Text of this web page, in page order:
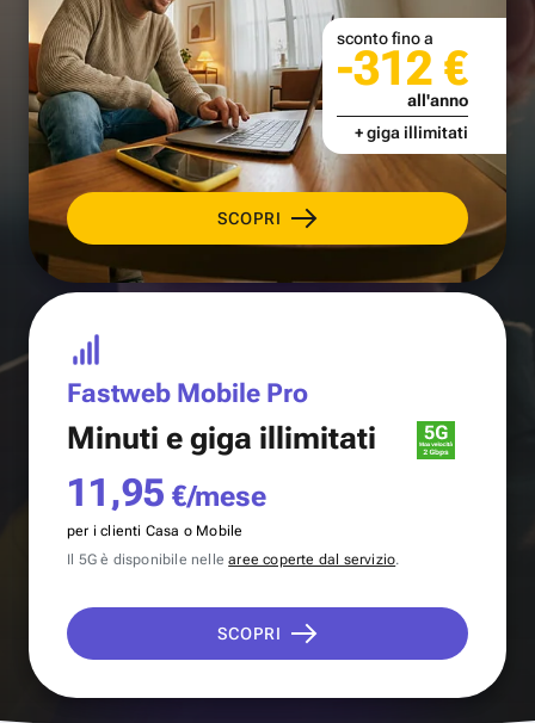
SCOPRI
sconto fino a
-312 €
all'anno
+ giga illimitati
Fastweb Mobile Pro
Minuti e giga illimitati
11,95 €/mese
per i clienti Casa o Mobile
Il 5G è disponibile nellearee coperte dal servizio.
SCOPRI